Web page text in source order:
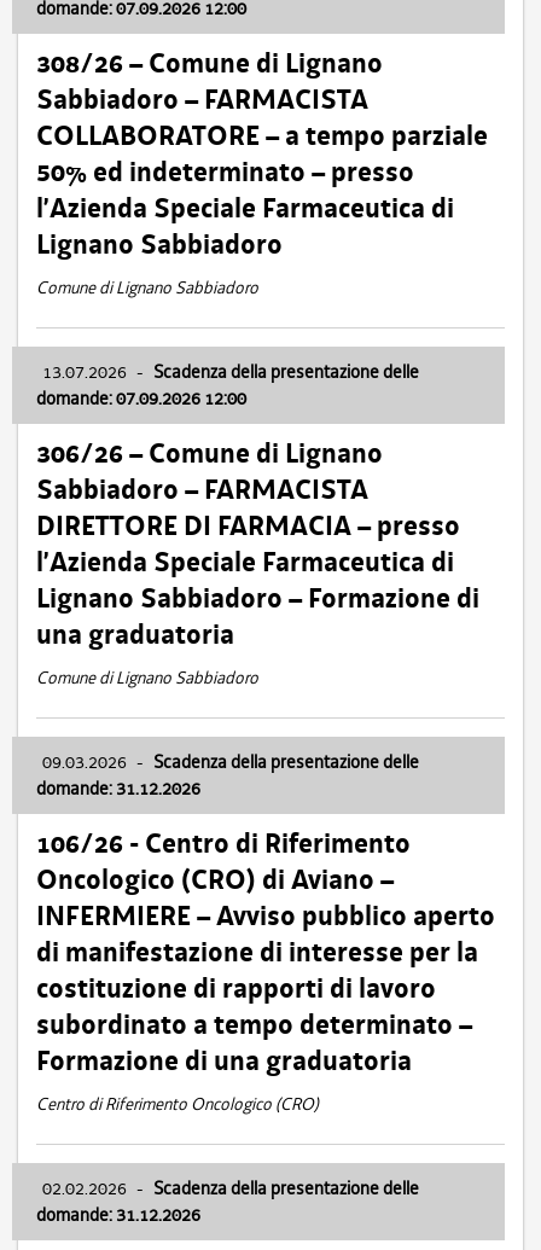
domande: 07.09.2026 12:00
308/26 – Comune di Lignano
Sabbiadoro – FARMACISTA
COLLABORATORE – a tempo parziale
50% ed indeterminato – presso
l’Azienda Speciale Farmaceutica di
Lignano Sabbiadoro
Comune di Lignano Sabbiadoro
13.07.2026 - Scadenza della presentazione delle
domande: 07.09.2026 12:00
306/26 – Comune di Lignano
Sabbiadoro – FARMACISTA
DIRETTORE DI FARMACIA – presso
l’Azienda Speciale Farmaceutica di
Lignano Sabbiadoro – Formazione di
una graduatoria
Comune di Lignano Sabbiadoro
09.03.2026 - Scadenza della presentazione delle
domande: 31.12.2026
106/26 - Centro di Riferimento
Oncologico (CRO) di Aviano –
INFERMIERE – Avviso pubblico aperto
di manifestazione di interesse per la
costituzione di rapporti di lavoro
subordinato a tempo determinato –
Formazione di una graduatoria
Centro di Riferimento Oncologico (CRO)
02.02.2026 - Scadenza della presentazione delle
domande: 31.12.2026